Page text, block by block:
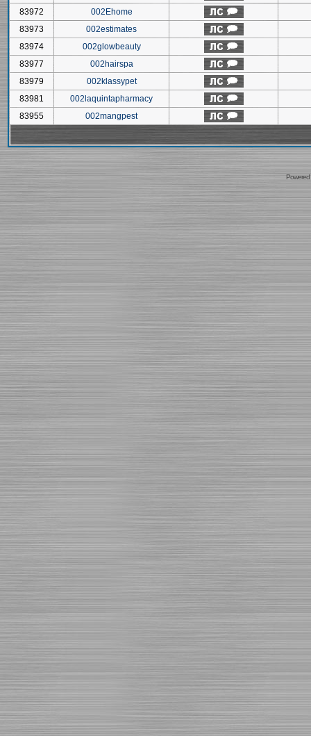
83972
002Ehome
83973
002estimates
83974
002glowbeauty
83977
002hairspa
83979
002klassypet
83981
002laquintapharmacy
83955
002mangpest